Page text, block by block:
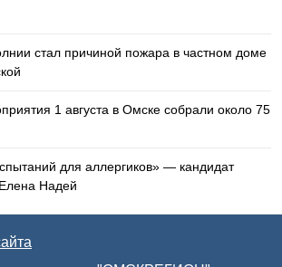
стал причиной пожара в частном доме
1 августа в Омске собрали около 75
для аллергиков» — кандидат
Надей